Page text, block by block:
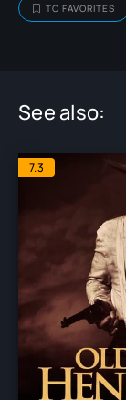
TO FAVORITES
See also:
7.3